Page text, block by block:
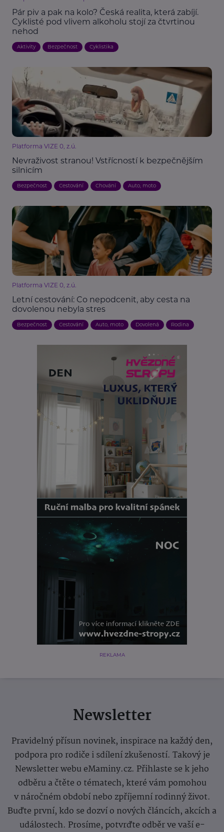
Pár piv a pak na kolo? Česká realita, která zabíjí.
Cyklisté pod vlivem alkoholu stojí za čtvrtinou
nehod
Aktivity Bezpečnost Cyklistika
Platforma VIZE 0, z.ú.
Nevraživost stranou! Vstřícností k bezpečnějším
silnicím
Bezpečnost Cestování Chování Auto, moto
Platforma VIZE 0, z.ú.
Letní cestování: Co nepodcenit, aby cesta na
dovolenou nebyla stres
Bezpečnost Cestování Auto, moto Dovolená Rodina
REKLAMA
Newsletter
Pravidelný přísun novinek, inspirace na každý den,
podpora pro rodiče i sdílení zkušeností. Takový je
Newsletter webu eMaminy.cz. Přihlaste se k jeho
odběru a čtěte o tématech, které vám pomohou
v náročném období nebo zpříjemní rodinný život.
Buďte první, kdo se dozví o nových článcích, akcích a
událostech. Prosíme, potvrďte odběr ve vaší e-